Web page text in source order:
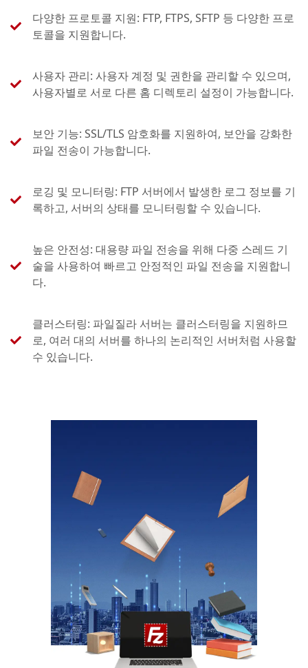
다양한 프로토콜 지원: FTP, FTPS, SFTP 등 다양한 프로
토콜을 지원합니다.
사용자 관리: 사용자 계정 및 권한을 관리할 수 있으며,
사용자별로 서로 다른 홈 디렉토리 설정이 가능합니다.
보안 기능: SSL/TLS 암호화를 지원하여, 보안을 강화한
파일 전송이 가능합니다.
로깅 및 모니터링: FTP 서버에서 발생한 로그 정보를 기
록하고, 서버의 상태를 모니터링할 수 있습니다.
높은 안전성: 대용량 파일 전송을 위해 다중 스레드 기
술을 사용하여 빠르고 안정적인 파일 전송을 지원합니
다.
클러스터링: 파일질라 서버는 클러스터링을 지원하므
로, 여러 대의 서버를 하나의 논리적인 서버처럼 사용할
수 있습니다.